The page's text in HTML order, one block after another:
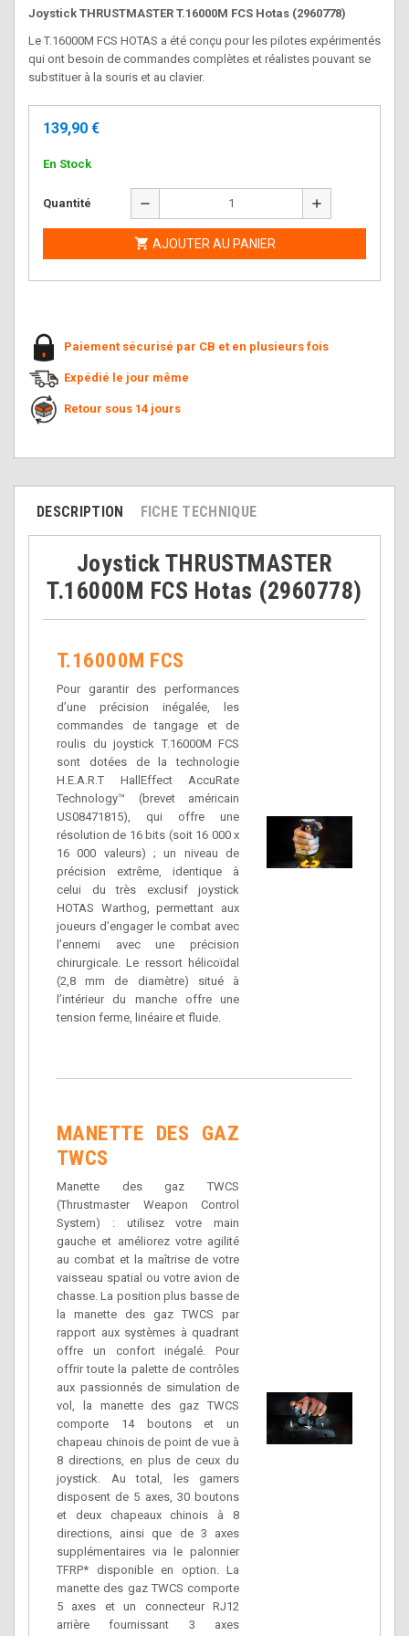
Joystick THRUSTMASTER T.16000M FCS Hotas (2960778)
Le T.16000M FCS HOTAS a été conçu pour les pilotes expérimentés
qui ont besoin de commandes complètes et réalistes pouvant se
substituer à la souris et au clavier.
139,90 €
En Stock
Quantité remove add
 AJOUTER AU PANIER
Paiement sécurisé par CB et en plusieurs fois
Expédié le jour même
Retour sous 14 jours
DESCRIPTION FICHE TECHNIQUE
Joystick THRUSTMASTER
T.16000M FCS Hotas (2960778)
T.16000M FCS
Pour garantir des performances
d’une précision inégalée, les
commandes de tangage et de
roulis du joystick T.16000M FCS
sont dotées de la technologie
H.E.A.R.T HallEffect AccuRate
Technology™ (brevet américain
US08471815), qui offre une
résolution de 16 bits (soit 16 000 x
16 000 valeurs) ; un niveau de
précision extrême, identique à
celui du très exclusif joystick
HOTAS Warthog, permettant aux
joueurs d’engager le combat avec
l’ennemi avec une précision
chirurgicale. Le ressort hélicoïdal
(2,8 mm de diamètre) situé à
l’intérieur du manche offre une
tension ferme, linéaire et fluide.
MANETTE DES GAZ
TWCS
Manette des gaz TWCS
(Thrustmaster Weapon Control
System) : utilisez votre main
gauche et améliorez votre agilité
au combat et la maîtrise de votre
vaisseau spatial ou votre avion de
chasse. La position plus basse de
la manette des gaz TWCS par
rapport aux systèmes à quadrant
offre un confort inégalé. Pour
offrir toute la palette de contrôles
aux passionnés de simulation de
vol, la manette des gaz TWCS
comporte 14 boutons et un
chapeau chinois de point de vue à
8 directions, en plus de ceux du
joystick. Au total, les gamers
disposent de 5 axes, 30 boutons
et deux chapeaux chinois à 8
directions, ainsi que de 3 axes
supplémentaires via le palonnier
TFRP* disponible en option. La
manette des gaz TWCS comporte
5 axes et un connecteur RJ12
arrière fournissant 3 axes